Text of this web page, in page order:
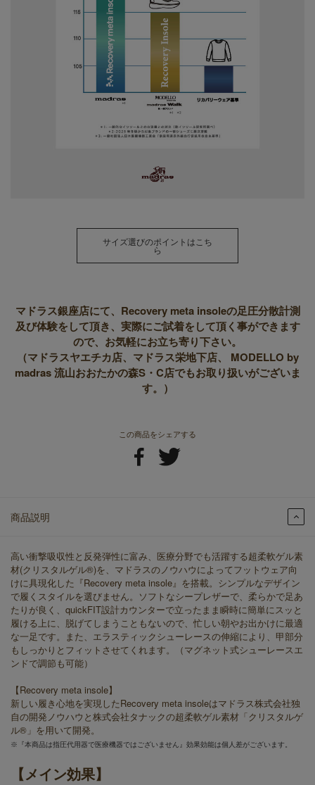
この商品をシェアする
商品説明
高い衝撃吸収性と反発弾性に富み、医療分野でも活躍する超柔軟ゲル素
材(クリスタルゲル®)を、マドラスのノウハウによってフットウェア向
けに具現化した『Recovery meta insole』を搭載。シンプルなデザイン
で履くスタイルを選びません。ソフトなシープレザーで、柔らかで足あ
たりが良く、quickFIT設計カウンターで立ったまま瞬時に簡単にスッと
履ける上に、脱げてしまうこともないので、忙しい朝やお出かけに最適
な一足です。また、エラスティックシューレースの伸縮により、甲部分
もしっかりとフィットさせてくれます。（マグネット式シューレースエ
ンドで調節も可能）
【Recovery meta insole】
新しい履き心地を実現したRecovery meta insoleはマドラス株式会社独
自の開発ノウハウと株式会社タナックの超柔軟ゲル素材「クリスタルゲ
ル®」を用いて開発。
※『本商品は指圧代用器で医療機器ではございません』効果効能は個人差がございます。
【メイン効果】
サイズ選びのポイントはこち
ら
マドラス銀座店にて、Recovery meta insoleの足圧分散計測
及び体験をして頂き、実際にご試着をして頂く事ができます
ので、お気軽にお立ち寄り下さい。
（マドラスヤエチカ店、マドラス栄地下店、 MODELLO by
madras 流山おおたかの森S・C店でもお取り扱いがございま
す。）